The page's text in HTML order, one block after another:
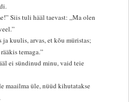
Siis tuli hääl taevast: „Ma olen
ja kuulis, arvas, et kõu müristas;
temaga.”
ei sündinud minu, vaid teie
maailma üle, nüüd kihutatakse